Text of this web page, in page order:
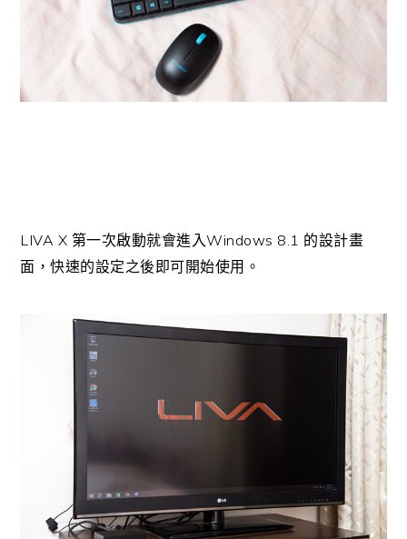
LIVA X 第一次啟動就會進入Windows 8.1 的設計畫
面，快速的設定之後即可開始使用。